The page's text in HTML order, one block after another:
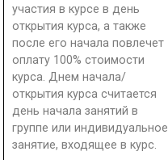
участия в курсе в день
открытия курса, а также
после его начала повлечет
оплату 100% стоимости
курса. Днем начала/
открытия курса считается
день начала занятий в
группе или индивидуальное
занятие, входящее в курс.